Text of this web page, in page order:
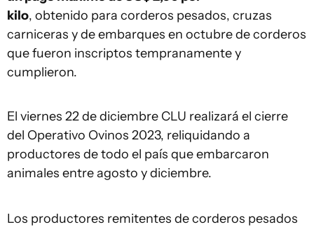
kilo, obtenido para corderos pesados, cruzas
carniceras y de embarques en octubre de corderos
que fueron inscriptos tempranamente y
cumplieron.
El viernes 22 de diciembre CLU realizará el cierre
del Operativo Ovinos 2023, reliquidando a
productores de todo el país que embarcaron
animales entre agosto y diciembre.
Los productores remitentes de corderos pesados